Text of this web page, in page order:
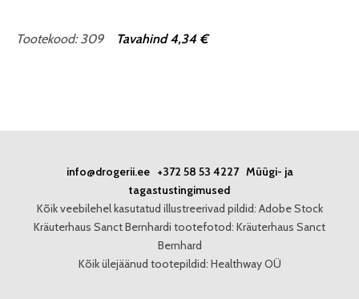
Tootekood: 309 Tavahind 4,34 €
info@drogerii.ee+372 58 53 4227 Müügi- ja
tagastustingimused
Kõik veebilehel kasutatud illustreerivad pildid: Adobe Stock
Kräuterhaus Sanct Bernhardi tootefotod: Kräuterhaus Sanct
Bernhard
Kõik ülejäänud tootepildid: Healthway OÜ